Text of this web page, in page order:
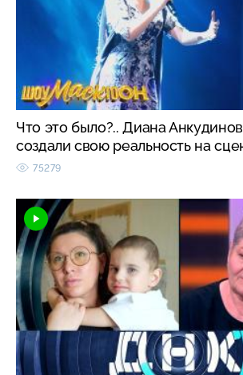
Что это было?.. Диана
создали свою реальность на
75279